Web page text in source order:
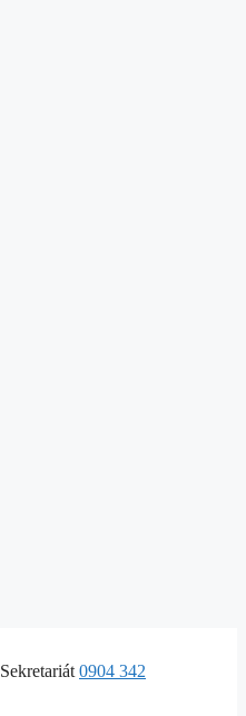
Sekretariát 0904 342